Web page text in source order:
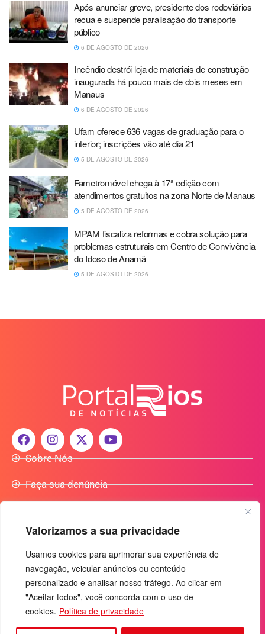
Valorizamos a sua privacidade
Usamos cookies para aprimorar sua experiência de
navegação, veicular anúncios ou conteúdo
personalizado e analisar nosso tráfego. Ao clicar em
"Aceitar todos", você concorda com o uso de
cookies. Política de privacidade
Após anunciar greve, presidente dos rodoviários
recua e suspende paralisação do transporte
público
6 DE AGOSTO DE 2026
Incêndio destrói loja de materiais de construção
inaugurada há pouco mais de dois meses em
Manaus
6 DE AGOSTO DE 2026
Ufam oferece 636 vagas de graduação para o
interior; inscrições vão até dia 21
5 DE AGOSTO DE 2026
Fametromóvel chega à 17ª edição com
atendimentos gratuitos na zona Norte de Manaus
5 DE AGOSTO DE 2026
MPAM fiscaliza reformas e cobra solução para
problemas estruturais em Centro de Convivência
do Idoso de Anamã
5 DE AGOSTO DE 2026
Sobre Nós
Faça sua denúncia
Anuncie Conosco
+55 (92) 3085-7464
comercialradio95.7fm@gmail.com
Av. Rio Madeira, 444 - Nossa Sra. das Graças